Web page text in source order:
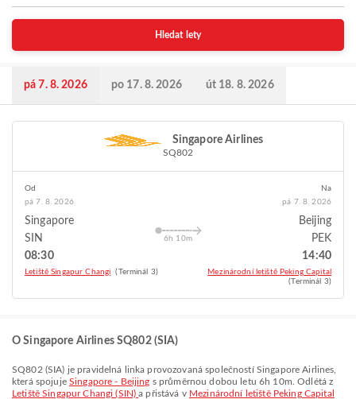
Hledat lety
pá 7. 8. 2026 po 17. 8. 2026 út 18. 8. 2026
Singapore Airlines
SQ802
Od
pá 7. 8. 2026
Singapore
SIN
08:30
Letiště Singapur Changi (Terminál 3)
6h 10m
Na
pá 7. 8. 2026
Beijing
PEK
14:40
Mezinárodní letiště Peking Capital
(Terminál 3)
O Singapore Airlines SQ802 (SIA)
SQ802 (SIA) je pravidelná linka provozovaná společností Singapore Airlines
která spojuje Singapore - Beijing s průměrnou dobou letu6h 10m . Odlétá z
Letiště Singapur Changi (SIN)a přistává v Mezinárodní letiště Peking Capital